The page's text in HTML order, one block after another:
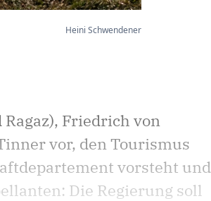
Heini Schwendener
Friedrich von
vor, den Tourismus
vorsteht und
Die Regierung soll